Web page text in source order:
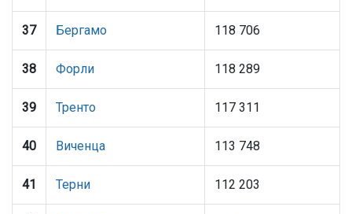
37 Бергамо 118 706
38 Форли 118 289
39 Тренто 117 311
40 Виченца 113 748
41 Терни 112 203